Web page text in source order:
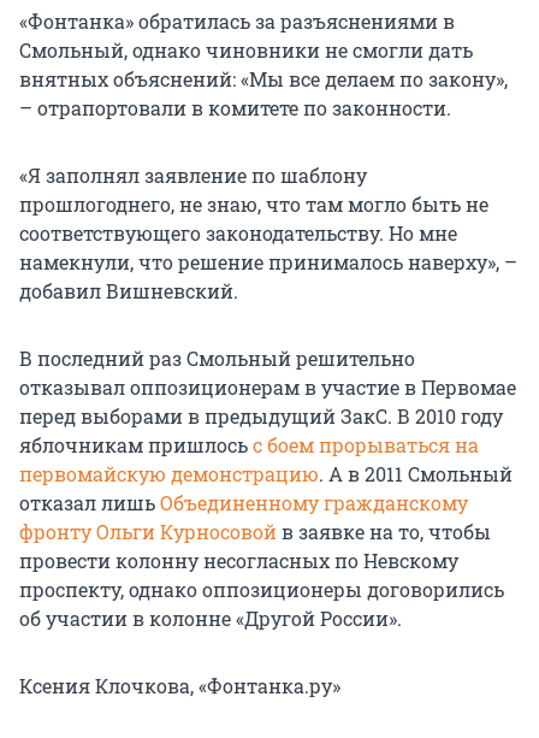
«Фонтанка» обратилась за разъяснениями в
Смольный, однако чиновники не смогли дать
внятных объяснений: «Мы все делаем по закону»,
– отрапортовали в комитете по законности.
«Я заполнял заявление по шаблону
прошлогоднего, не знаю, что там могло быть не
соответствующего законодательству. Но мне
намекнули, что решение принималось наверху», –
добавил Вишневский.
В последний раз Смольный решительно
отказывал оппозиционерам в участие в Первомае
перед выборами в предыдущий ЗакС. В 2010 году
яблочникам пришлосьс боем прорываться на
первомайскую демонстрацию. А в 2011 Смольный
отказал лишьОбъединенному гражданскому
фронту Ольги Курносовойв заявке на то, чтобы
провести колонну несогласных по Невскому
проспекту, однако оппозиционеры договорились
об участии в колонне «Другой России».
Ксения Клочкова, «Фонтанка.ру»